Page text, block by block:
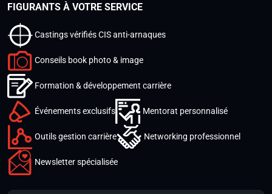
FIGURANTS À VOTRE SERVICE
Castings vérifiés CIS anti-arnaques
Conseils book photo & image
Formation & développement carrière
Événements exclusifs Mentorat personnalisé
Outils gestion carrière Networking professionnel
Newsletter spécialisée